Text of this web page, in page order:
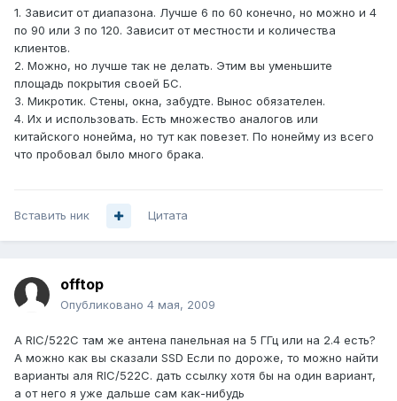
1. Зависит от диапазона. Лучше 6 по 60 конечно, но можно и 4
по 90 или 3 по 120. Зависит от местности и количества
клиентов.
2. Можно, но лучше так не делать. Этим вы уменьшите
площадь покрытия своей БС.
3. Микротик. Стены, окна, забудте. Вынос обязателен.
4. Их и использовать. Есть множество аналогов или
китайского нонейма, но тут как повезет. По нонейму из всего
что пробовал было много брака.
Вставить ник Цитата
offtop
Опубликовано 4 мая, 2009
А RIC/522C там же антена панельная на 5 ГГц или на 2.4 есть?
А можно как вы сказали SSD Если по дороже, то можно найти
варианты аля RIC/522C. дать ссылку хотя бы на один вариант,
а от него я уже дальше сам как-нибудь